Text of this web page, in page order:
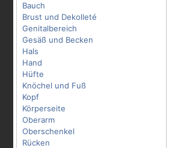
Bauch
Brust und Dekolleté
Genitalbereich
Gesäß und Becken
Hals
Hand
Hüfte
Knöchel und Fuß
Kopf
Körperseite
Oberarm
Oberschenkel
Rücken